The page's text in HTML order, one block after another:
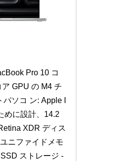
Pro 10 コ
GPU の M4 チ
ソコ ン: Apple I
めに設計、14.2
XDR ディス
ニファイドメモ
ストレージ -